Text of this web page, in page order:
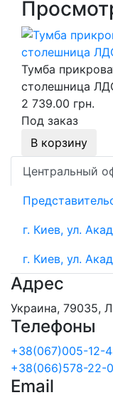
Тумба
столешница
2 739.00 грн.
Под заказ
В корзину
Центральный
г. Киев, ул.
г. Киев, ул.
Адрес
Украина, 79035,
Телефоны
+38(067)005-12-
+38(066)578-22-
Email